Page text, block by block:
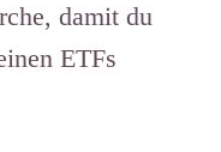
damit du
ETFs